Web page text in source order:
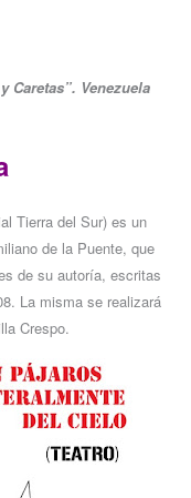
Caretas”. Venezuela
Tierra del Sur) es un
de la Puente, que
de su autoría, escritas
La misma se realizará
Crespo.